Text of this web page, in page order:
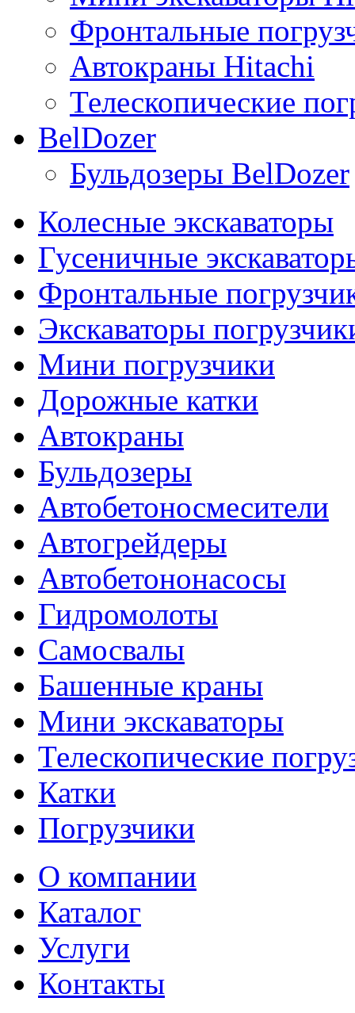
Фронтальные
Автокраны Hitachi
Телескопические
BelDozer
Бульдозеры BelDozer
Колесные экскаваторы
Гусеничные
Фронтальные
Экскаваторы
Мини погрузчики
Дорожные катки
Автокраны
Бульдозеры
Автобетоносмесители
Автогрейдеры
Автобетононасосы
Гидромолоты
Самосвалы
Башенные краны
Мини экскаваторы
Телескопические
Катки
Погрузчики
О компании
Каталог
Услуги
Контакты